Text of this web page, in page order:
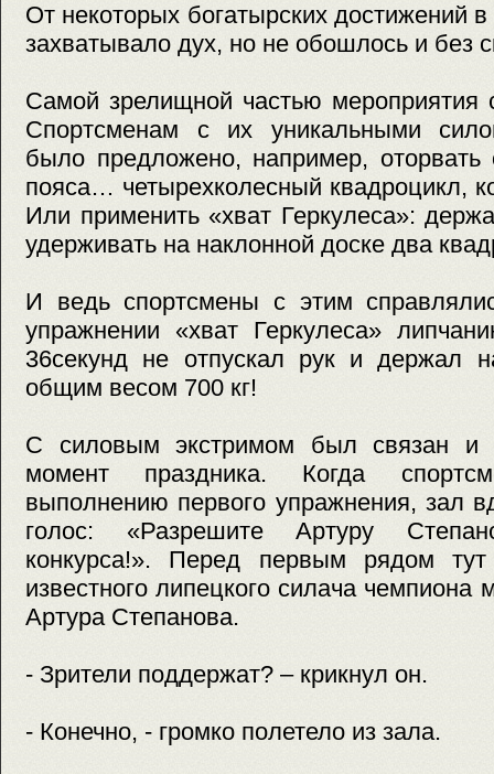
От некоторых богатырских достижений
захватывало дух, но не обошлось и без
Самой зрелищной частью мероприятия
Спортсменам с их уникальными
было предложено, например,
пояса… четырехколесный квадроцикл,
Или применить «хват Геркулеса»:
удерживать на наклонной доске два
И ведь спортсмены с этим
упражнении «хват Геркулеса»
36секунд не отпускал рук и держал
общим весом 700 кг!
С силовым экстримом был связан и
момент праздника. Когда
выполнению первого упражнения, зал
голос: «Разрешите Артуру
конкурса!». Перед первым рядом
известного липецкого силача чемпиона
Артура Степанова.
- Зрители поддержат? – крикнул он.
- Конечно, - громко полетело из зала.